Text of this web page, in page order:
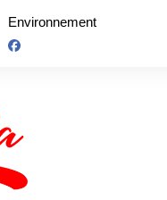
Environnement